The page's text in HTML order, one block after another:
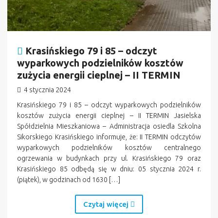
Krasińskiego 79 i 85 – odczyt
wyparkowych podzielników kosztów
zużycia energii cieplnej – II TERMIN
4 stycznia 2024
Krasińskiego 79 i 85 – odczyt wyparkowych podzielników
kosztów zużycia energii cieplnej – II TERMIN Jasielska
Spółdzielnia Mieszkaniowa – Administracja osiedla Szkolna
Sikorskiego Krasińskiego informuje, że: II TERMIN odczytów
wyparkowych podzielników kosztów centralnego
ogrzewania w budynkach przy ul. Krasińskiego 79 oraz
Krasińskiego 85 odbędą się w dniu: 05 stycznia 2024 r.
(piątek), w godzinach od 1630 […]
Czytaj więcej